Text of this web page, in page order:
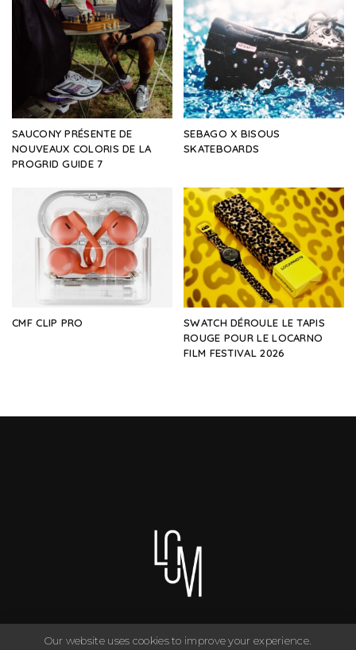
SAUCONY PRÉSENTE DE
NOUVEAUX COLORIS DE LA
PROGRID GUIDE 7
SEBAGO X BISOUS
SKATEBOARDS
CMF CLIP PRO
SWATCH DÉROULE LE TAPIS
ROUGE POUR LE LOCARNO
FILM FESTIVAL 2026
Our website uses cookies to improve your experience.